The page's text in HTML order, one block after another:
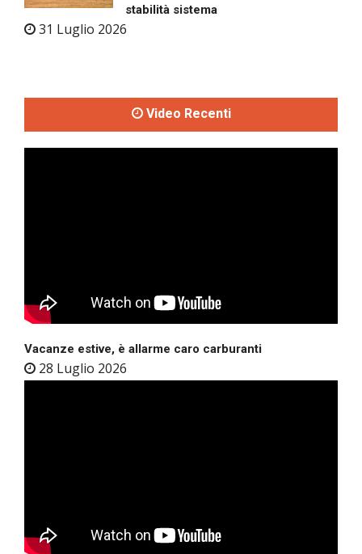
stabilità sistema
31 Luglio 2026
Video Recenti
Vacanze estive, è allarme caro carburanti
28 Luglio 2026